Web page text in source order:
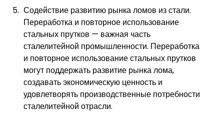
Содействие развитию рынка ломов из стали.
Переработка и повторное использование
стальных прутков — важная часть
сталелитейной промышленности. Переработка
и повторное использование стальных прутков
могут поддержать развитие рынка лома,
создавать экономическую ценность и
удовлетворять производственные потребности
сталелитейной отрасли.